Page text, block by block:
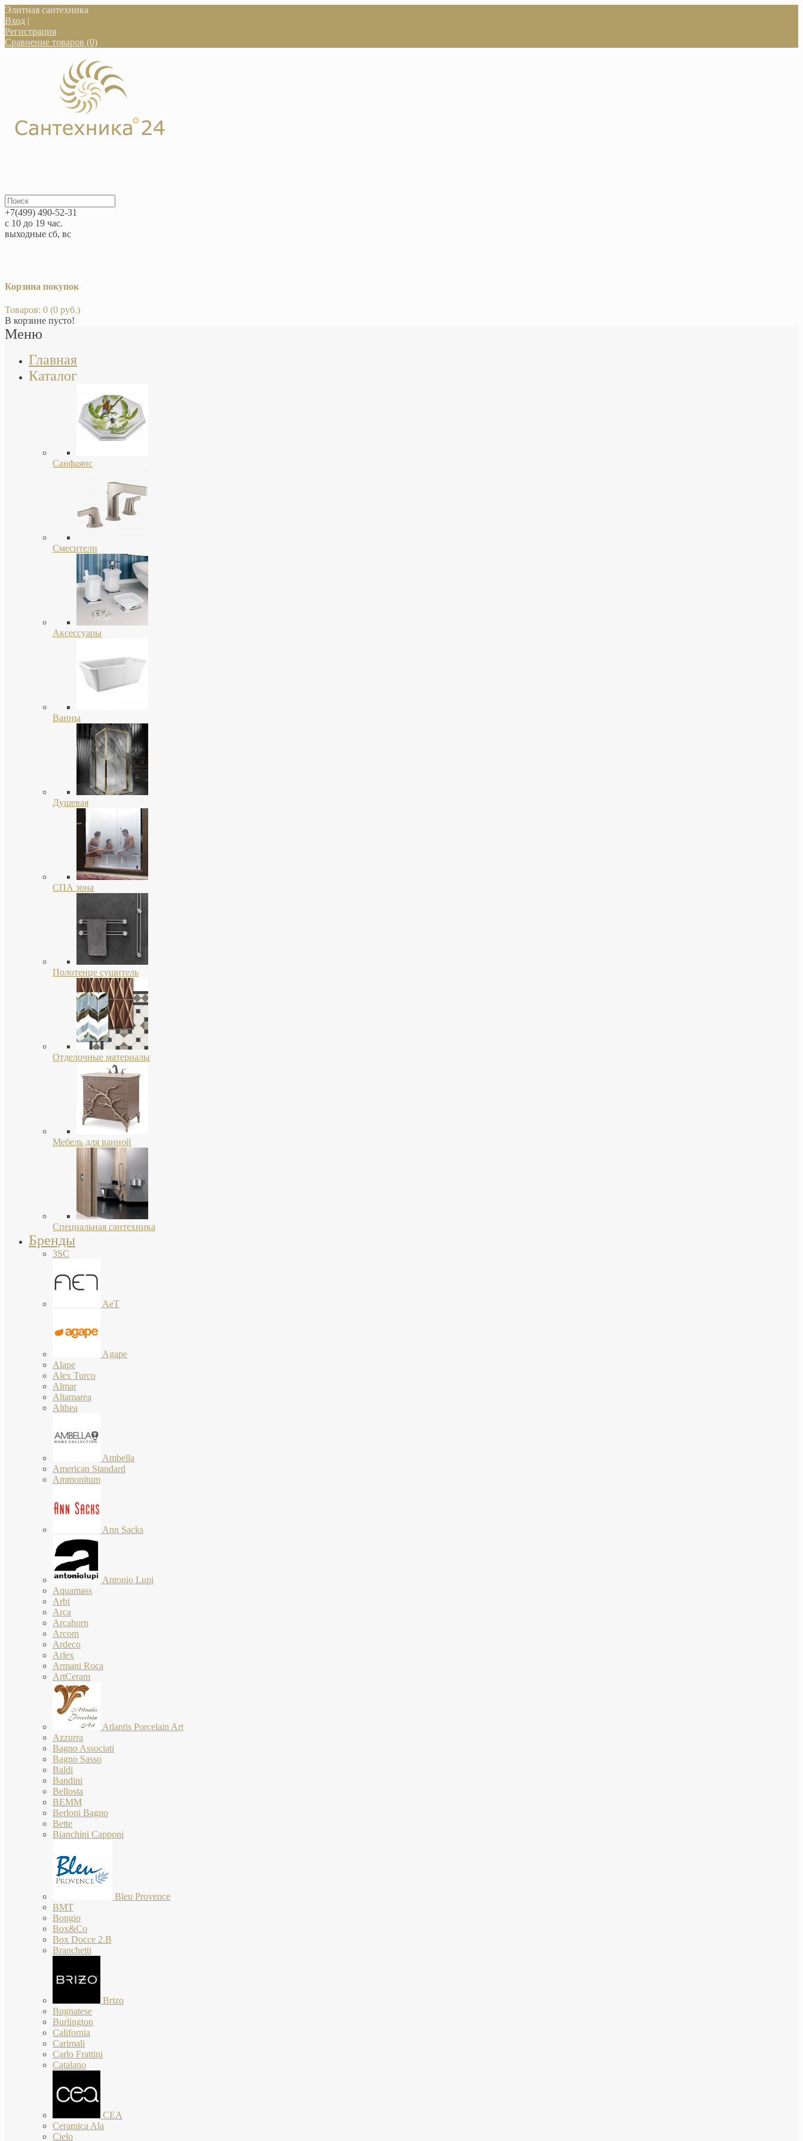
Элитная сантехника
Вход |
Регистрация
Сравнение товаров (0)
+7(499) 490-52-31
с 10 до 19 час.
выходные сб, вс
Корзина покупок
Товаров: 0 (0 руб.)
В корзине пусто!
Меню
Главная
Каталог
Санфаянс
Смесители
Аксессуары
Ванны
Душевая
СПА зона
Полотенце сушитель
Отделочные материалы
Мебель для ванной
Специальная сантехника
Бренды
3SC
AeT
Agape
Alape
Alex Turco
Almar
Altamarea
Althea
Ambella
American Standard
Ammonitum
Ann Sacks
Antonio Lupi
Aquamass
Arbi
Arca
Arcahorn
Arcom
Ardeco
Arlex
Armani Roca
ArtCeram
Atlantis Porcelain Art
Azzurra
Bagno Associati
Bagno Sasso
Baldi
Bandini
Bellosta
BEMM
Berloni Bagno
Bette
Bianchini Capponi
Bleu Provence
BMT
Bongio
Box&Co
Box Docce 2.B
Branchetti
Brizo
Bugnatese
Burlington
California
Carimali
Carlo Frattini
Catalano
CEA
Ceramica Ala
Cielo